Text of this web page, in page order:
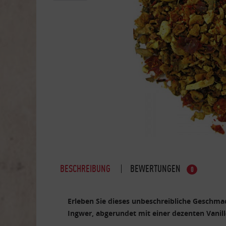
BESCHREIBUNG BEWERTUNGEN 0
Erleben Sie dieses unbeschreibliche
Ingwer, abgerundet mit einer dezenten